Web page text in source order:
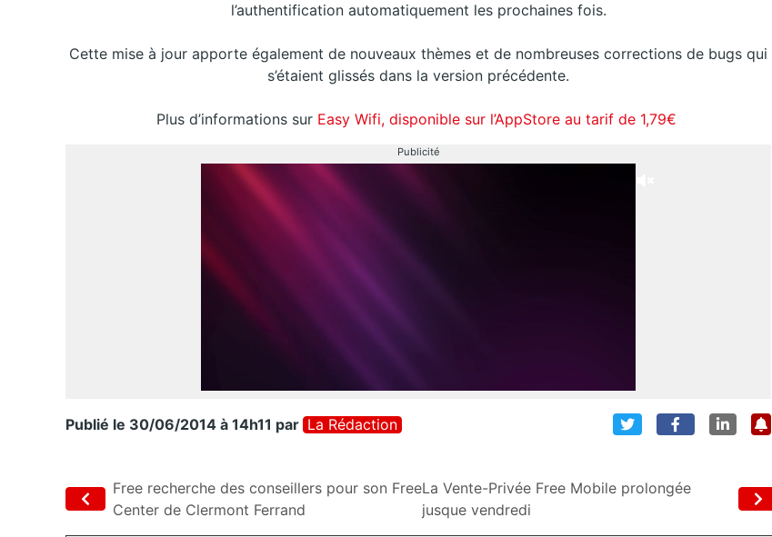
l’authentification automatiquement les prochaines fois.
Cette mise à jour apporte également de nouveaux thèmes et de nombreuses corrections de bugs qui
s’étaient glissés dans la version précédente.
Plus d’informations sur Easy Wifi, disponible sur l’AppStore au tarif de 1,79€
Publicité
Publié le 30/06/2014 à 14h11 par La Rédaction
Free recherche des conseillers pour son Free
Center de Clermont Ferrand
La Vente-Privée Free Mobile prolongée
jusque vendredi